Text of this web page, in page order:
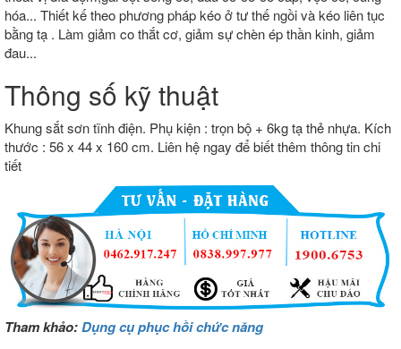
hóa... Thiết kế theo phương pháp kéo ở tư thế ngồi và kéo liên tục
bằng tạ . Làm giảm co thắt cơ, giảm sự chèn ép thần kinh, giảm
đau...
Thông số kỹ thuật
Khung sắt sơn tĩnh điện. Phụ kiện : trọn bộ + 6kg tạ thẻ nhựa. Kích
thước : 56 x 44 x 160 cm. Liên hệ ngay để biết thêm thông tin chi
tiết
Tham khảo:Dụng cụ phục hồi chức năng